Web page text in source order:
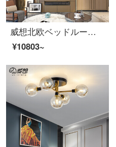
威想北欧ベッドルームの吊り下げ灯の後、現代リビングランプのシンプルなアイデアアートイルミネーション泡ガラス玉ビーズ豆ランプの円形-直径70 cm-25頭
¥10803~